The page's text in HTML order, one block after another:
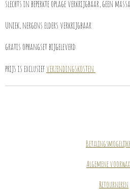
slechts in beperkte oplage verkrijgbaar, geen
Uniek, nergens elders verkrijgbaar
gratis ophangset bijgeleverd
prijs is exclusiefverzendingskosten
Algemene
Retourneren